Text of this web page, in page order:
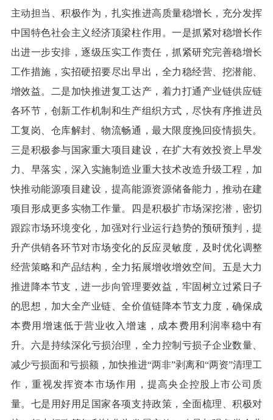
主动担当、积极作为，扎实推进高质量稳增长，充分发挥
中国特色社会主义经济顶梁柱作用。一是抓紧对稳增长作
出进一步安排，逐级压实工作责任，抓紧研究完善稳增长
工作措施，实招硬招要尽出早出，全力稳经营、挖潜能、
增效益。二是加快推进复工达产，着力打通产业链供应链
各环节，创新工作机制和生产组织方式，尽快有序推进员
工复岗、仓库解封、物流畅通，最大限度挽回疫情损失。
三是积极参与国家重大项目建设，在扩大有效投资上早发
力、早落实，深入实施制造业重大技术改造升级工程，加
快推动能源项目建设，提高能源资源储备能力，推动在建
项目形成更多实物工作量。四是积极扩市场深挖潜，密切
跟踪市场环境变化，加强对行业运行趋势的预研预判，提
升产供销各环节对市场变化的反应灵敏度，及时优化调整
经营策略和产品结构，全力拓展增收增效空间。五是大力
推进降本节支，进一步向管理要效益，牢固树立过紧日子
的思想，加大全产业链、全价值链降本节支力度，确保成
本费用增速低于营业收入增速，成本费用利润率稳中有
升。六是持续深化亏损治理，全力控制亏损子企业数量、
减少亏损面和亏损额，加快推进“两非”剥离和“两资”清理工
作，重视发挥资本市场作用，提高央企控股上市公司质
量。七是用好用足国家各项支持政策，全面梳理、积极对